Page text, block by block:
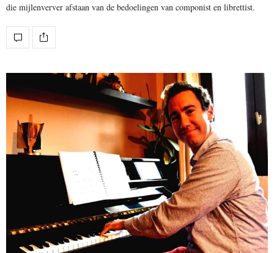
die mijlenverver afstaan van de bedoelingen van componist en librettist.